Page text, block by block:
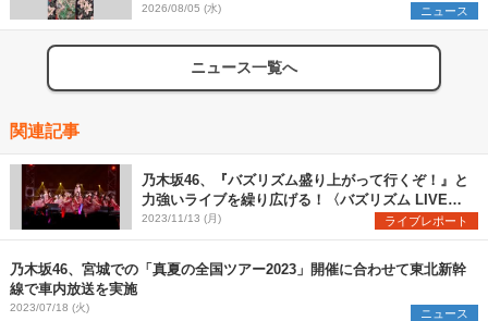
組を発表
2026/08/05 (水) ニュース
ニュース一覧へ
関連記事
乃木坂46、『バズリズム盛り上がって行くぞ！』と
力強いライブを繰り広げる！〈バズリズム LIVE
2023〉
2023/11/13 (月) ライブレポート
乃木坂46、宮城での「真夏の全国ツアー2023」開催に合わせて東北新幹
線で車内放送を実施
2023/07/18 (火) ニュース